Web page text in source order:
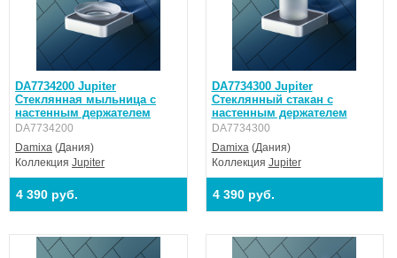
DA7734200 Jupiter
Стеклянная мыльница с
настенным держателем
DA7734200
Damixa (Дания)
Коллекция Jupiter
4 390 руб.
DA7734300 Jupiter
Стеклянный стакан с
настенным держателем
DA7734300
Damixa(Дания)
Коллекция Jupiter
4 390 руб.